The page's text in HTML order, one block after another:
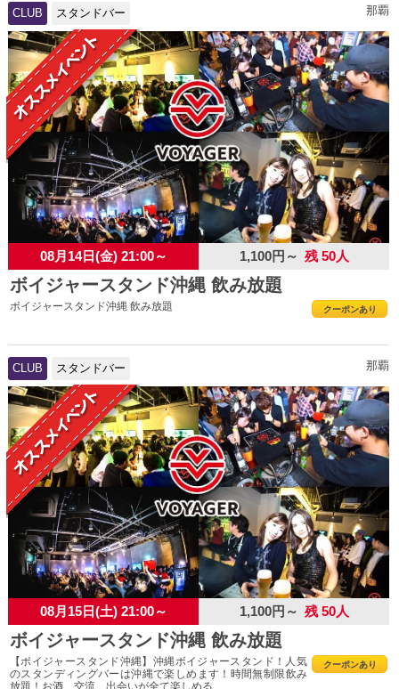
CLUB スタンドバー 那覇
08月14日(金) 21:00～ 1,100円～ 残 50人
ボイジャースタンド沖縄 飲み放題
クーポンあり
ボイジャースタンド沖縄 飲み放題
CLUB スタンドバー 那覇
08月15日(土) 21:00～ 1,100円～ 残 50人
ボイジャースタンド沖縄 飲み放題
クーポンあり
【ボイジャースタンド沖縄】沖縄ボイジャースタンド！人気
のスタンディングバーは沖縄で楽しめます！時間無制限飲み
放題！お酒、交流、出会いが全て楽しめる...